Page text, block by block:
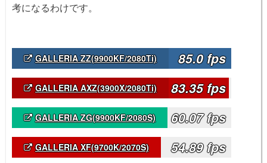
考になるわけです。
GALLERIA ZZ(9900KF/2080Ti) 85.0 fps
GALLERIA AXZ(3900X/2080Ti) 83.35 fps
GALLERIA ZG(9900KF/2080S) 60.07 fps
GALLERIA XF(9700K/2070S) 54.89 fps